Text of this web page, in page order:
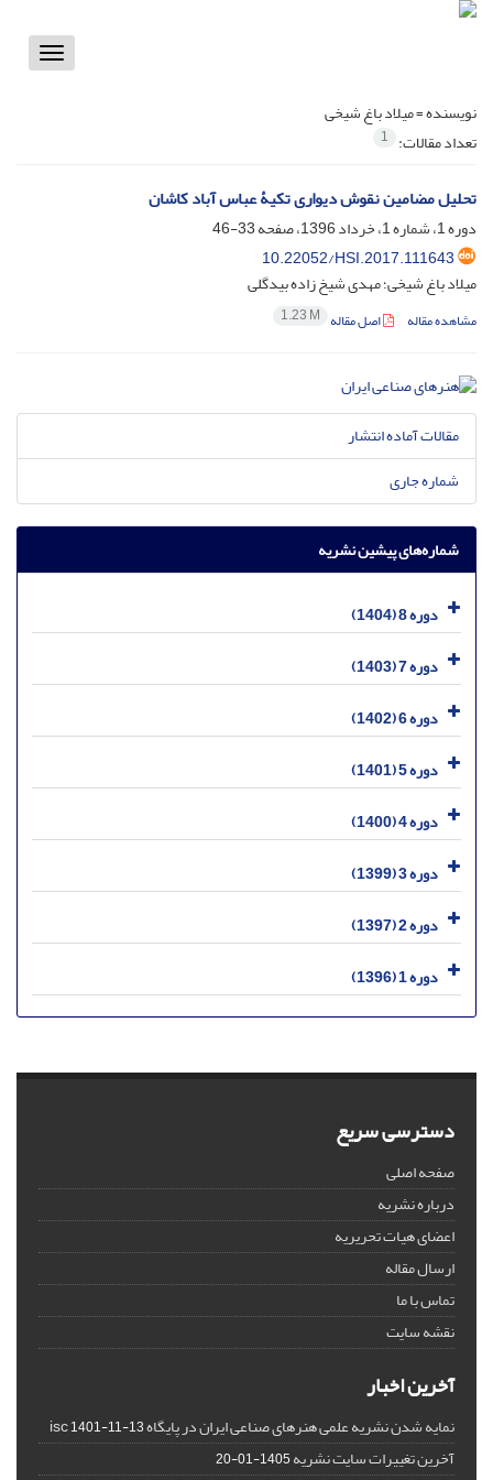
Toggle
نویسنده =میلاد باغ شیخی
تعداد مقالات: 1
تحلیل مضامین نقوش دیواری تکیۀ عباس آباد کاشان
دوره 1، شماره 1، خرداد 1396، صفحه
33-46
10.22052/HSI.2017.111643
میلاد باغ شیخی؛ مهدی شیخ زاده بیدگلی
مشاهده مقاله اصل مقاله 1.23 M
مقالات آماده انتشار
شماره جاری
شماره‌های پیشین نشریه
دوره 8 (1404)
دوره 7 (1403)
دوره 6 (1402)
دوره 5 (1401)
دوره 4 (1400)
دوره 3 (1399)
دوره 2 (1397)
دوره 1 (1396)
دسترسی سریع
صفحه اصلی
درباره نشریه
اعضای هیات تحریریه
ارسال مقاله
تماس با ما
نقشه سایت
آخرین اخبار
نمایه شدن نشریه علمی هنرهای صناعی ایران در پایگاه isc1401-11-13
آخرین تغییرات سایت نشریه1405-01-20